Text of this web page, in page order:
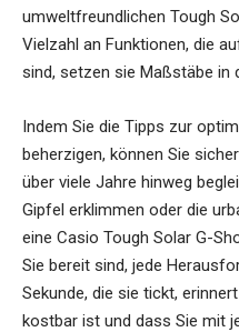
umweltfreundlichen Tough
Vielzahl an Funktionen, die
sind, setzen sie Maßstäbe in
Indem Sie die Tipps zur
beherzigen, können Sie
über viele Jahre hinweg
Gipfel erklimmen oder die
eine Casio Tough Solar G-
Sie bereit sind, jede
Sekunde, die sie tickt,
kostbar ist und dass Sie mit